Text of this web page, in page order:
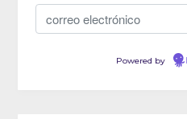
Powered by